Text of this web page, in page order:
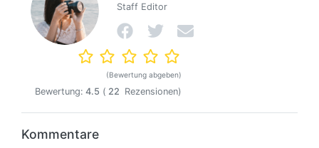
Staff Editor
(Bewertung abgeben)
Bewertung: 4.5 ( 22 Rezensionen)
Kommentare